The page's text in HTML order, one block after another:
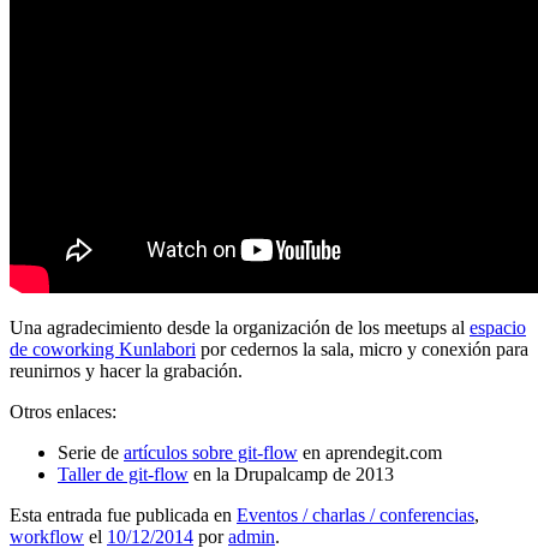
Una agradecimiento desde la organización de los meetups al espacio
de coworking Kunlabori por cedernos la sala, micro y conexión para
reunirnos y hacer la grabación.
Otros enlaces:
Serie de artículos sobre git-flow en aprendegit.com
Taller de git-flow en la Drupalcamp de 2013
Esta entrada fue publicada en Eventos / charlas / conferencias,
workflow el 10/12/2014 poradmin.